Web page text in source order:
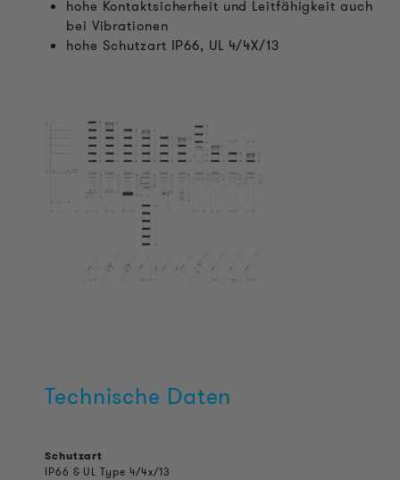
hohe Kontaktsicherheit und Leitfähigkeit auch
bei Vibrationen
hohe Schutzart IP66, UL 4/4X/13
Technische Daten
Schutzart
IP66 & UL Type 4/4x/13